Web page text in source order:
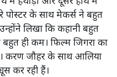
के साथ मेकर्स ने बहुत
लिखा कि कहानी बहुत
ही कम। फिल्म जिगरा का
करण जौहर के साथ आलिया
कर रही हैं।